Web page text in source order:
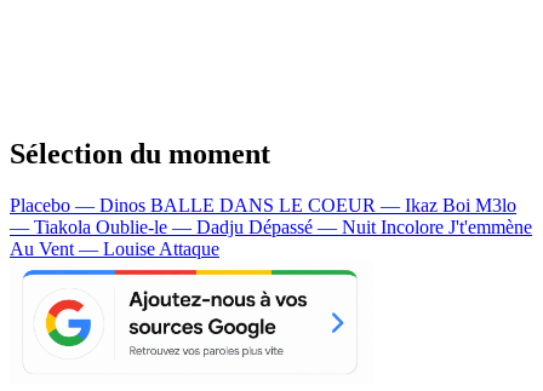
Sélection du moment
Placebo — Dinos BALLE DANS LE COEUR — Ikaz Boi M3lo
— Tiakola Oublie-le — Dadju Dépassé — Nuit Incolore J't'emmène
Au Vent — Louise Attaque